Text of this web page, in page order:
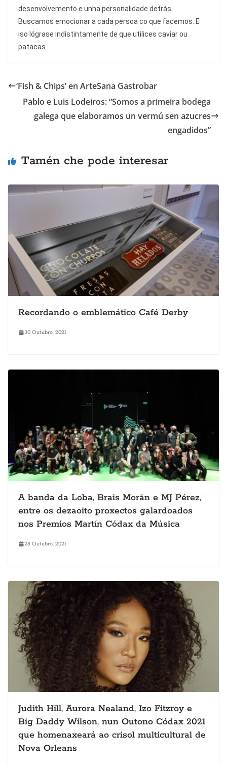
desenvolvemento e unha personalidade detrás.
Buscamos emocionar a cada persoa co que facemos. E
iso lógrase indistintamente de que utilices caviar ou
patacas.
‘Fish & Chips’ en ArteSana Gastrobar
Pablo e Luis Lodeiros: “Somos a primeira bodega
galega que elaboramos un vermú sen azucres
engadidos”
Tamén che pode interesar
Recordando o emblemático Café Derby
30 Outubro, 2021
A banda da Loba, Brais Morán e MJ Pérez,
entre os dezaoito proxectos galardoados
nos Premios Martín Códax da Música
28 Outubro, 2021
Judith Hill, Aurora Nealand, Izo Fitzroy e
Big Daddy Wilson, nun Outono Códax 2021
que homenaxeará ao crisol multicultural de
Nova Orleans